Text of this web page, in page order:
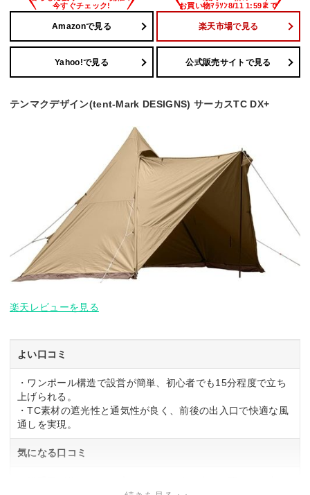
Amazonで見る 楽天市場で見る
Yahoo!で見る 公式販売サイトで見る
テンマクデザイン(tent-Mark DESIGNS) サーカスTC DX+
楽天レビューを見る
よい口コミ
・ワンポール構造で設営が簡単、初心者でも15分程度で立ち
上げられる。
・TC素材の遮光性と通気性が良く、前後の出入口で快適な風
通しを実現。
気になる口コミ